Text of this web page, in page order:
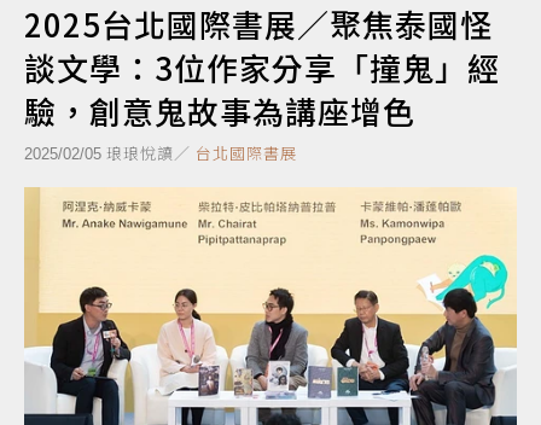
2025台北國際書展／聚焦泰國怪
談文學：3位作家分享「撞鬼」經
驗，創意鬼故事為講座增色
2025/02/05 琅琅悅讀／ 台北國際書展